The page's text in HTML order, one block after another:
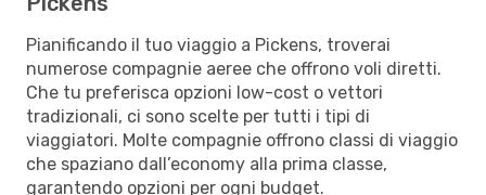
Pianificando il tuo viaggio a Pickens, troverai
numerose compagnie aeree che offrono voli diretti.
Che tu preferisca opzioni low-cost o vettori
tradizionali, ci sono scelte per tutti i tipi di
viaggiatori. Molte compagnie offrono classi di viaggio
che spaziano dall’economy alla prima classe,
garantendo opzioni per ogni budget.